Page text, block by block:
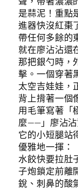
是蒜泥！重點
進器快沒紅棗
帶任何多餘的
就在廖沾沾還
那把銀勺時，
擊。一個穿著
太空吉娃娃，
背上揹著一個
用毛筆寫著「
麼——」廖沾
它的小短腿站
優雅地一揮：
水餃快要拉肚
子炮鎖定前離
銳、刺鼻的酸